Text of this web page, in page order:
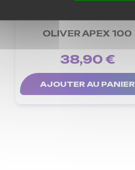
OLIVER APEX 100
38,90 €
AJOUTER AU PANIER